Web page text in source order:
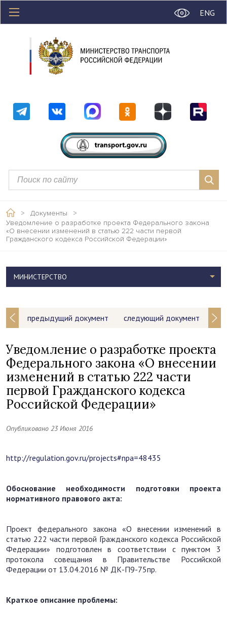
ENG
> Документы
>
Уведомление о разработке проекта Федерального закона
«О внесении изменений в статью 222 части первой
Гражданского кодекса Российской Федерации»
предыдущий документ следующий документ
Уведомление о разработке проекта
Федерального закона «О внесении
изменений в статью 222 части
первой Гражданского кодекса
Российской Федерации»
Опубликовано 23 Июня 2016
http://regulation.gov.ru/projects#npa=48435
Обоснование необходимости подготовки проекта
нормативного правового акта:
Проект федерального закона «О внесении изменений в
статью 222 части первой Гражданского кодекса Российской
Федерации» подготовлен в соответствии с пунктом 3
протокола совещания в Правительстве Российской
Федерации от 13.04.2016 № ДК-П9-75пр.
Краткое описание проблемы:
МИНИСТЕРСТВО